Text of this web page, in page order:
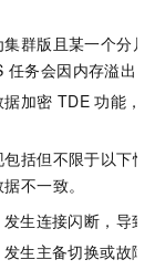
群版且某一个分
任务会因内存溢出
加密 TDE 功能，
括但不限于以下
不一致。
发生连接闪断，导致
发生主备切换或故障